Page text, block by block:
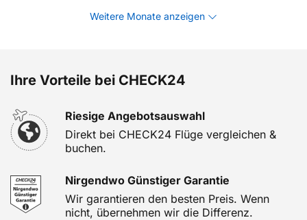
Weitere Monate anzeigen
Ihre Vorteile bei CHECK24
Riesige Angebotsauswahl
Direkt bei CHECK24 Flüge vergleichen &
buchen.
Nirgendwo Günstiger Garantie
Wir garantieren den besten Preis. Wenn
nicht, übernehmen wir die Differenz.